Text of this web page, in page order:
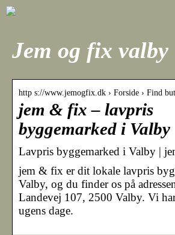
Jem og fix valby
http s://www.jemogfix.dk › Forside › Find
jem & fix – lavpris
byggemarked i Valby
Lavpris byggemarked i Valby |
jem & fix er dit lokale lavpris
Valby, og du finder os på
Landevej 107, 2500 Valby. Vi
ugens dage.